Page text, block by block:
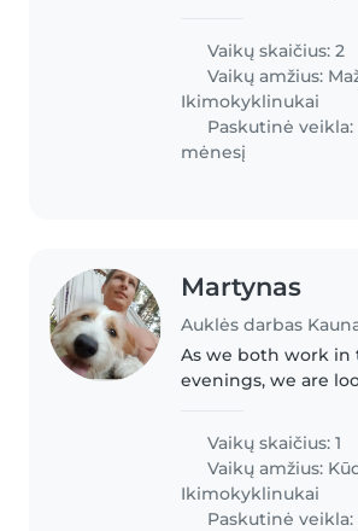
Vaikų skaičius: 2
Vaikų amžius:
Ikimokyklinukai
Paskutinė veikla:
mėnesį
Martynas
Auklės darbas
As we both work in
evenings, we are
and can take care
around 5pm until
looking..
Vaikų skaičius: 1
Vaikų amžius:
Ikimokyklinukai
Paskutinė veikla: